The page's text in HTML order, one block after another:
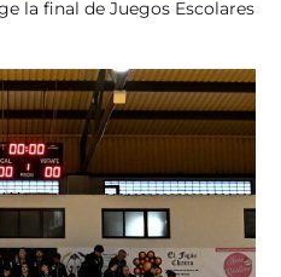
la final de Juegos Escolares